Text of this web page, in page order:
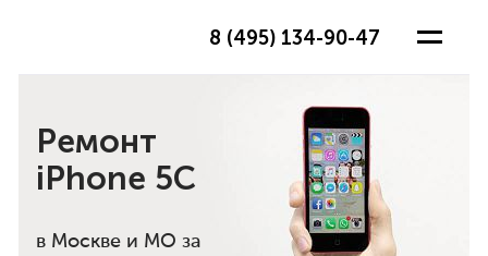
8 (495) 134-90-47
Ремонт
iPhone 5C
в Москве и МО за